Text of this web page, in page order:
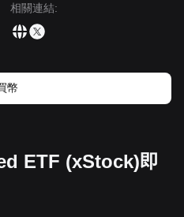
相關連結:
幣
ETF (xStock)即